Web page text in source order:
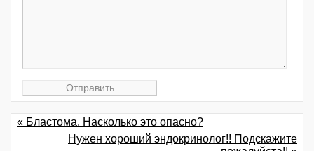
« Бластома. Насколько это опасно?
Нужен хороший эндокринолог!! Подскажите